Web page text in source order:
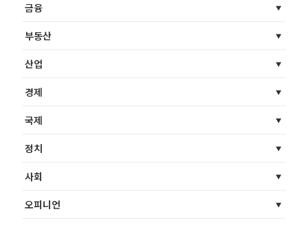
금융
부동산
산업
경제
국제
정치
사회
오피니언